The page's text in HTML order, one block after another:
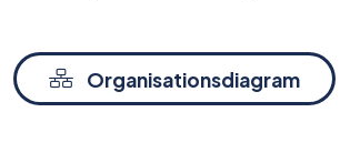
Organisationsdiagram